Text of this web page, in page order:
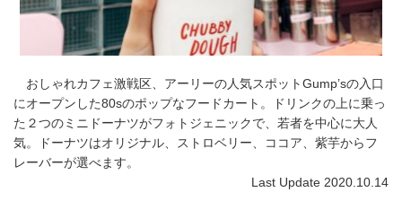
おしゃれカフェ激戦区、アーリーの人気スポットGump’sの入口
にオープンした80sのポップなフードカート。ドリンクの上に乗っ
た２つのミニドーナツがフォトジェニックで、若者を中心に大人
気。ドーナツはオリジナル、ストロベリー、ココア、紫芋からフ
レーバーが選べます。
Last Update 2020.10.14